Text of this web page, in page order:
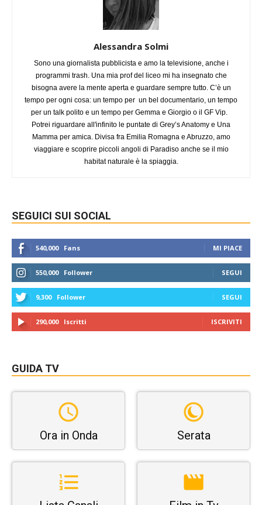
Alessandra Solmi
Sono una giornalista pubblicista e amo la televisione, anche i
programmi trash. Una mia prof del liceo mi ha insegnato che
bisogna avere la mente aperta e guardare sempre tutto. C’è un
tempo per ogni cosa: un tempo per un bel documentario, un tempo
per un talk polito e un tempo per Gemma e Giorgio o il GF Vip.
Potrei riguardare all'infinito le puntate di Grey’s Anatomy e Una
Mamma per amica. Divisa fra Emilia Romagna e Abruzzo, amo
viaggiare e scoprire piccoli angoli di Paradiso anche se il mio
habitat naturale è la spiaggia.
SEGUICI SUI SOCIAL
540,000 Fans MI PIACE
550,000 Follower SEGUI
9,300 Follower SEGUI
290,000 Iscritti ISCRIVITI
GUIDA TV
Ora in Onda Serata